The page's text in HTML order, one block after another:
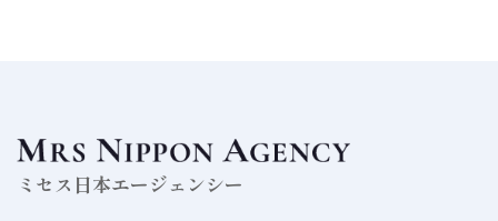
ミセス日本エージェンシー